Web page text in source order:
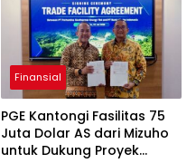
Finansial
PGE Kantongi Fasilitas 75
Juta Dolar AS dari Mizuho
untuk Dukung Proyek